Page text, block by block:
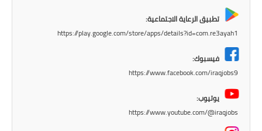
المرحلة الابتدائية
تطبيق الرعاية الاجتماعية:
https://play.google.com/store/apps/details?id=com.re3ayah1
فيسبوك:
https://www.facebook.com/iraqjobs9
يوتيوب:
https://www.youtube.com/@iraqjobs